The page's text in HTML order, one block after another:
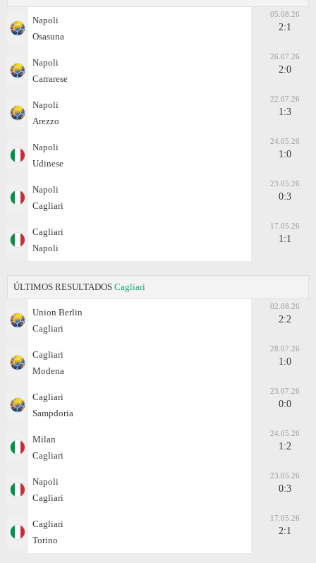
Napoli
Osasuna
05.08.26
2:1
Napoli
Carrarese
26.07.26
2:0
Napoli
Arezzo
22.07.26
1:3
Napoli
Udinese
24.05.26
1:0
Napoli
Cagliari
23.05.26
0:3
Cagliari
Napoli
17.05.26
1:1
ÚLTIMOS RESULTADOS Cagliari
Union Berlin
Cagliari
02.08.26
2:2
Cagliari
Modena
28.07.26
1:0
Cagliari
Sampdoria
23.07.26
0:0
Milan
Cagliari
24.05.26
1:2
Napoli
Cagliari
23.05.26
0:3
Cagliari
Torino
17.05.26
2:1